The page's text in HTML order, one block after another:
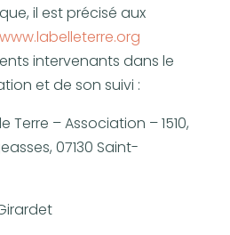
il est précisé aux
www.labelleterre.org
intervenants dans le
et de son suivi :
Terre – Association – 1510,
07130 Saint-